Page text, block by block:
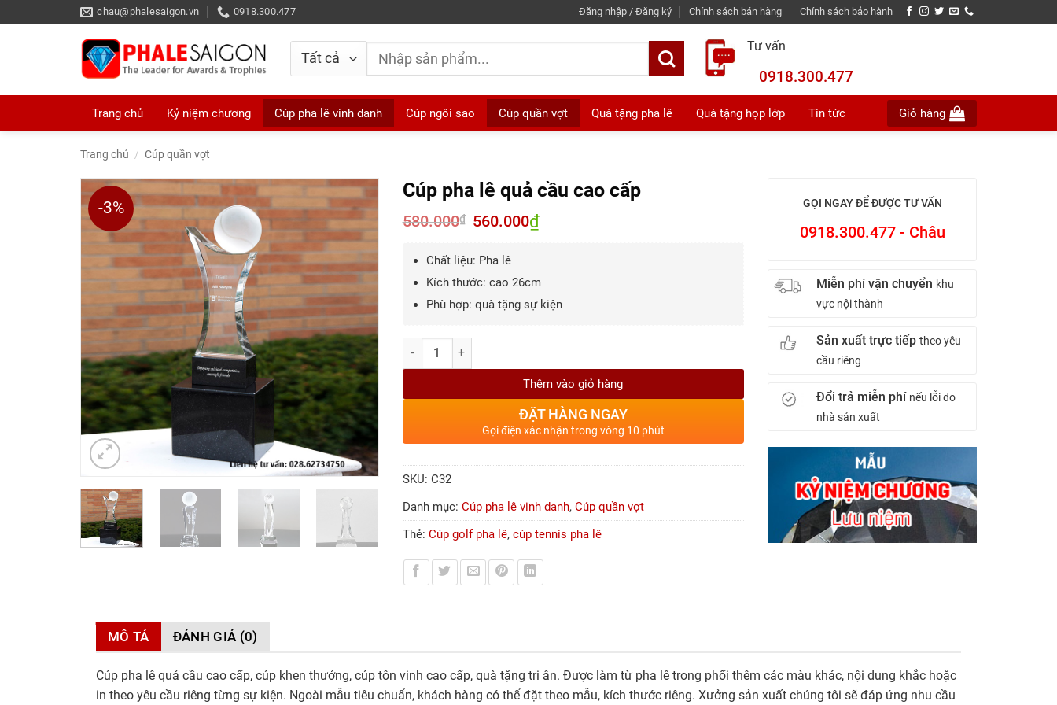
to
chau@phalesaigon.vn 0918.300.477 Đăng nhập / Đăng ký Chính sách bán hàng Chính sách bảo hành
Tìm
kiếm:
Tư vấn
0918.300.477
Trang chủ Kỷ niệm chương Cúp pha lê vinh danh Cúp ngôi sao Cúp quần vợt Quà tặng pha lê Quà tặng họp lớp Tin tức Giỏ hàng
Trang chủ / Cúp quần vợt
-3%
Cúp pha lê quả cầu cao cấp
580.000₫
Giá
gốc
560.000₫Giá
hiện
Chất liệu: Pha lê
Kích thước: cao 26cm
Phù hợp: quà tặng sự kiện
Số lượng
Thêm vào giỏ hàng
ĐẶT HÀNG NGAY
Gọi điện xác nhận trong vòng 10 phút
SKU: C32
Danh mục: Cúp pha lê vinh danh, Cúp quần vợt
Thẻ: Cúp golf pha lê, cúp tennis pha lê
GỌI NGAY ĐỂ ĐƯỢC TƯ VẤN
0918.300.477 - Châu
Miễn phí vận chuyển khu
vực nội thành
Sản xuất trực tiếptheo yêu
cầu riêng
Đổi trả miễn phí nếu lỗi do
nhà sản xuất
MÔ TẢ ĐÁNH GIÁ (0)
Cúp pha lê quả cầu cao cấp, cúp khen thưởng, cúp tôn vinh cao cấp, quà tặng tri ân. Được làm từ pha lê trong phối thêm các màu khác, nội dung khắc hoặc
in theo yêu cầu riêng từng sự kiện. Ngoài mẫu tiêu chuẩn, khách hàng có thể đặt theo mẫu, kích thước riêng. Xưởng sản xuất chúng tôi sẽ đáp ứng nhu cầu